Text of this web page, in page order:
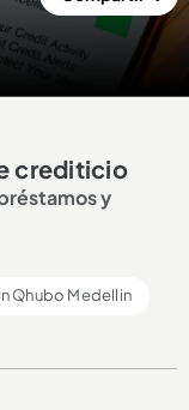
crediticio
y
Qhubo Medellin